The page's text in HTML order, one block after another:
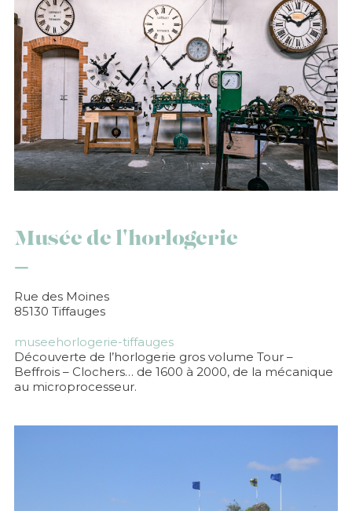
Musée de l'horlogerie
Rue des Moines
85130 Tiffauges
museehorlogerie-tiffauges
Découverte de l’horlogerie gros volume Tour –
Beffrois – Clochers… de 1600 à 2000, de la mécanique
au microprocesseur.